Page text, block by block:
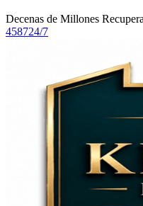
Decenas de Millones
458724/7